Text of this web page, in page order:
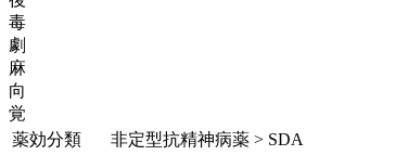
毒
劇
麻
向
覚
薬効分類
非定型抗精神病薬 > SDA